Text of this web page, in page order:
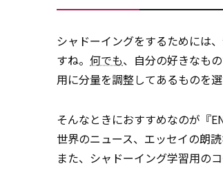
シャドーイングをするためには
すね。 何でも、自分の好きなも
用に分量を調整してあるものを選
そんなときにおすすめなのが『
世界のニュース、エッセイの朗
また、シャドーイング学習用の